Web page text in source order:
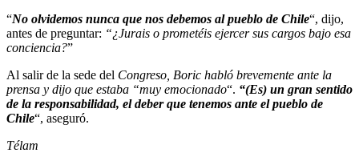
“No olvidemos nunca que nos debemos al pueblo de Chile“, dijo,
antes de preguntar: “¿Jurais o prometéis ejercer sus cargos bajo esa
conciencia?”
Al salir de la sede del Congreso, Boric habló brevemente ante la
prensa y dijo que estaba “muy emocionado“. “(Es) un gran sentido
de la responsabilidad, el deber que tenemos ante el pueblo de
Chile“, aseguró.
Télam